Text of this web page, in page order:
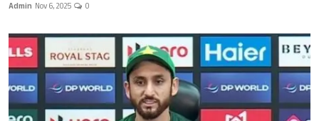
Admin Nov 6, 2025 0